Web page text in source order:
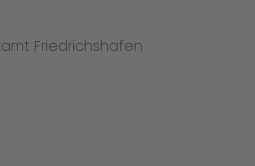
Friedrichshafen